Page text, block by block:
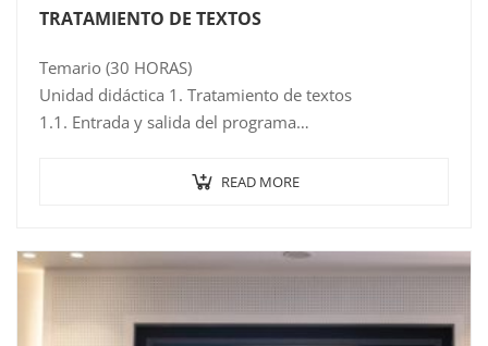
TRATAMIENTO DE TEXTOS
Temario (30 HORAS)
Unidad didáctica 1. Tratamiento de textos
1.1. Entrada y salida del programa
1.5. Ayuda de…
READ MORE